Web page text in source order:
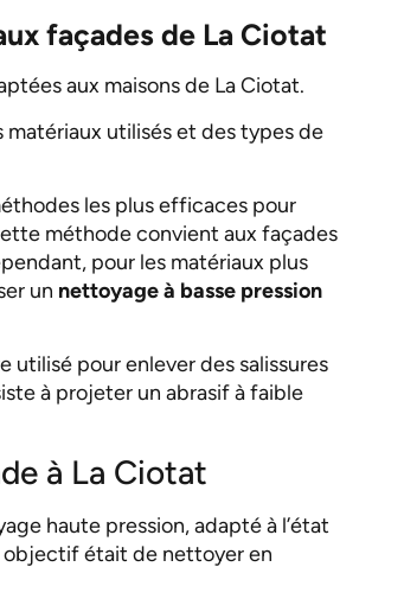
façades de La Ciotat
aux maisons de La Ciotat.
matériaux utilisés et des types de
les plus efficaces pour
méthode convient aux façades
pour les matériaux plus
un nettoyage à basse pression
utilisé pour enlever des salissures
à projeter un abrasif à faible
à La Ciotat
haute pression, adapté à l’état
objectif était de nettoyer en